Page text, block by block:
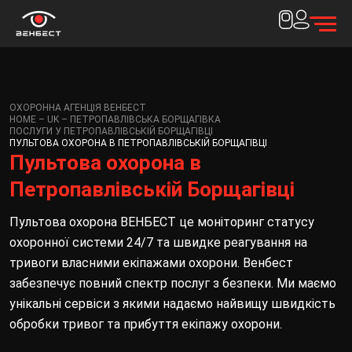
ОХОРОННА АГЕНЦІЯ ВЕНБЕСТ
HOME – UK – ПЕТРОПАВЛІВСЬКА БОРЩАГІВКА
ПОСЛУГИ У ПЕТРОПАВЛІВСЬКІЙ БОРЩАГІВЦІ
ПУЛЬТОВА ОХОРОНА В ПЕТРОПАВЛІВСЬКІЙ БОРЩАГІВЦІ
Пультова охорона в
Петропавлівській Борщагівці
Пультова охорона ВЕНБЕСТ це моніторинг статусу
охоронної системи 24/7 та швидке реагування на
тривоги власними екіпажами охорони. Венбест
забезпечує повний спектр послуг з безпеки. Ми маємо
унікальні сервіси з якими надаємо найвищу швидкість
обробки тривог та прибуття екіпажу охорони.